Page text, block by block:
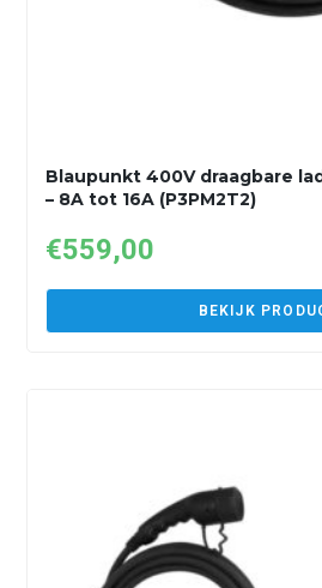
Blaupunkt 400V draagbare
– 8A tot 16A (P3PM2T2)
€559,00
BEKIJK